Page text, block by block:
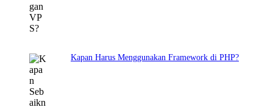
Kapan Harus Menggunakan Framework di PHP?